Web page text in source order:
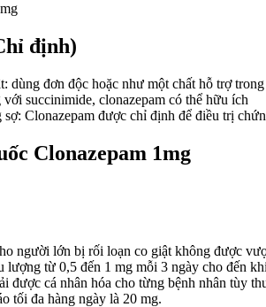
định)
dùng đơn độc hoặc như một chất hỗ trợ
succinimide, clonazepam có thể hữu ích
sợ: Clonazepam được chỉ định để điều trị
Clonazepam 1mg
người lớn bị rối loạn co giật không được
lượng từ 0,5 đến 1 mg mỗi 3 ngày cho đến
được cá nhân hóa cho từng bệnh nhân tùy
tối đa hàng ngày là 20 mg.